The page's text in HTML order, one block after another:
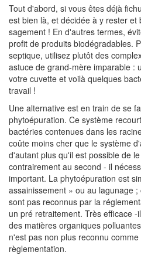
Tout d'abord, si vous êtes déjà
est bien là, et décidée à y rester et
sagement ! En d'autres termes,
profit de produits biodégradables.
septique, utilisez plutôt des
astuce de grand-mère imparable :
votre cuvette et voilà quelques
travail !
Une alternative est en train de se
phytoépuration. Ce système
bactéries contenues dans les
coûte moins cher que le système
d'autant plus qu'il est possible de
contrairement au second - il
important. La phytoépuration est
assainissement » ou au lagunage
sont pas reconnus par la
un pré retraitement. Très efficace
des matières organiques
n'est pas non plus reconnu
règlementation.